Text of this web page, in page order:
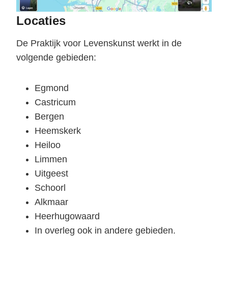
Locaties
De Praktijk voor Levenskunst werkt in de
volgende gebieden:
Egmond
Castricum
Bergen
Heemskerk
Heiloo
Limmen
Uitgeest
Schoorl
Alkmaar
Heerhugowaard
In overleg ook in andere gebieden.